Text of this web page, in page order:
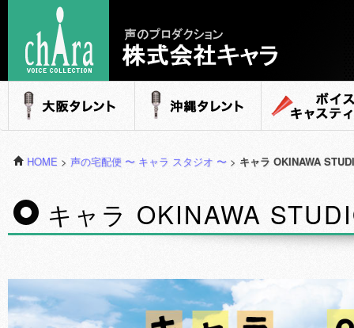
声のプロダクション - 株式会社キャラ
大阪タレント 沖縄タレント ボイスキャステ
HOME > 声の宅配便 〜 キャラ スタジオ 〜 > キャラ OKINAWA
キャラ OKINAWA